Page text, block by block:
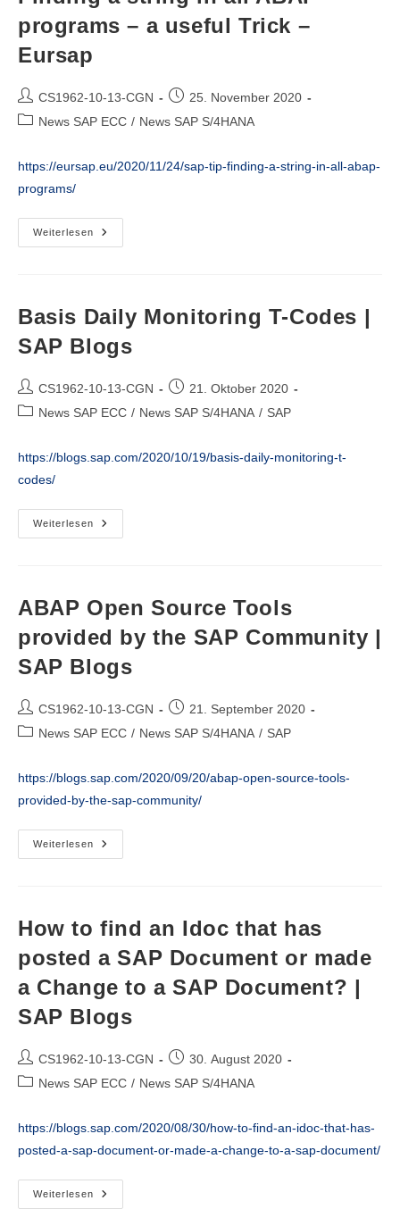
Blogs
programs – a useful Trick –
Eursap
Beitrags-
Autor:
CS1962-10-13-CGN
Beitrag
veröffentlicht:
25. November 2020
Beitrags-
News SAP ECC / News SAP S/4HANA
https://eursap.eu/2020/11/24/sap-tip-finding-a-string-in-all-abap-
programs/
Weiterlesen
Eursap’s
SAP
Finding
A
String
In
All
Programs
–
A
Useful
Eursap
Basis Daily Monitoring T-Codes |
SAP Blogs
Beitrags-
Autor:
CS1962-10-13-CGN
Beitrag
veröffentlicht:
21. Oktober 2020
Beitrags-
News SAP ECC / News SAP S/4HANA / SAP
https://blogs.sap.com/2020/10/19/basis-daily-monitoring-t-
codes/
Weiterlesen
Basis
Daily
SAP
Blogs
ABAP Open Source Tools
provided by the SAP Community |
SAP Blogs
Beitrags-
Autor:
CS1962-10-13-CGN
Beitrag
veröffentlicht:
21. September 2020
Beitrags-
News SAP ECC / News SAP S/4HANA / SAP
https://blogs.sap.com/2020/09/20/abap-open-source-tools-
provided-by-the-sap-community/
Weiterlesen
ABAP
Open
The
SAP
SAP
Blogs
How to find an Idoc that has
posted a SAP Document or made
a Change to a SAP Document? |
SAP Blogs
Beitrags-
Autor:
CS1962-10-13-CGN
Beitrag
veröffentlicht:
30. August 2020
Beitrags-
News SAP ECC / News SAP S/4HANA
https://blogs.sap.com/2020/08/30/how-to-find-an-idoc-that-has-
posted-a-sap-document-or-made-a-change-to-a-sap-document/
Weiterlesen
How